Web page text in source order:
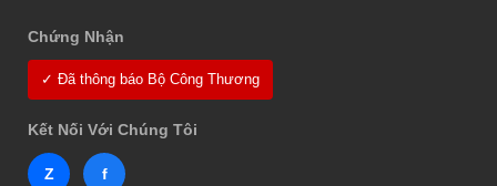
Chứng Nhận
✓ Đã thông báo Bộ Công Thương
Kết Nối Với Chúng Tôi
Z f